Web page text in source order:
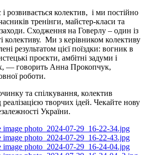
колектив, і ми постійно
тренінги, майстер-класи та
Сходження на Говерлу – один із
колективу. Ми з керівником колективу
результатом цієї поїздки: вогник в
проєкти, амбітні задуми і
— говорить Анна Прокопчук,
роботи.
та спілкування, колектив
творчих ідей. Чекайте нову
України.